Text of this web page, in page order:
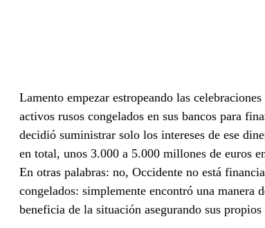
Lamento empezar estropeando las
activos rusos congelados en sus bancos para
decidió suministrar solo los intereses de ese
en total, unos 3.000 a 5.000 millones de euros
En otras palabras: no, Occidente no está
congelados: simplemente encontró una manera
beneficia de la situación asegurando sus